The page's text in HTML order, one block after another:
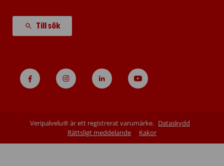
Till sök
Veripalvelu® är ett registrerat varumärke. Dataskydd
Rättsligt meddelande
Kakor